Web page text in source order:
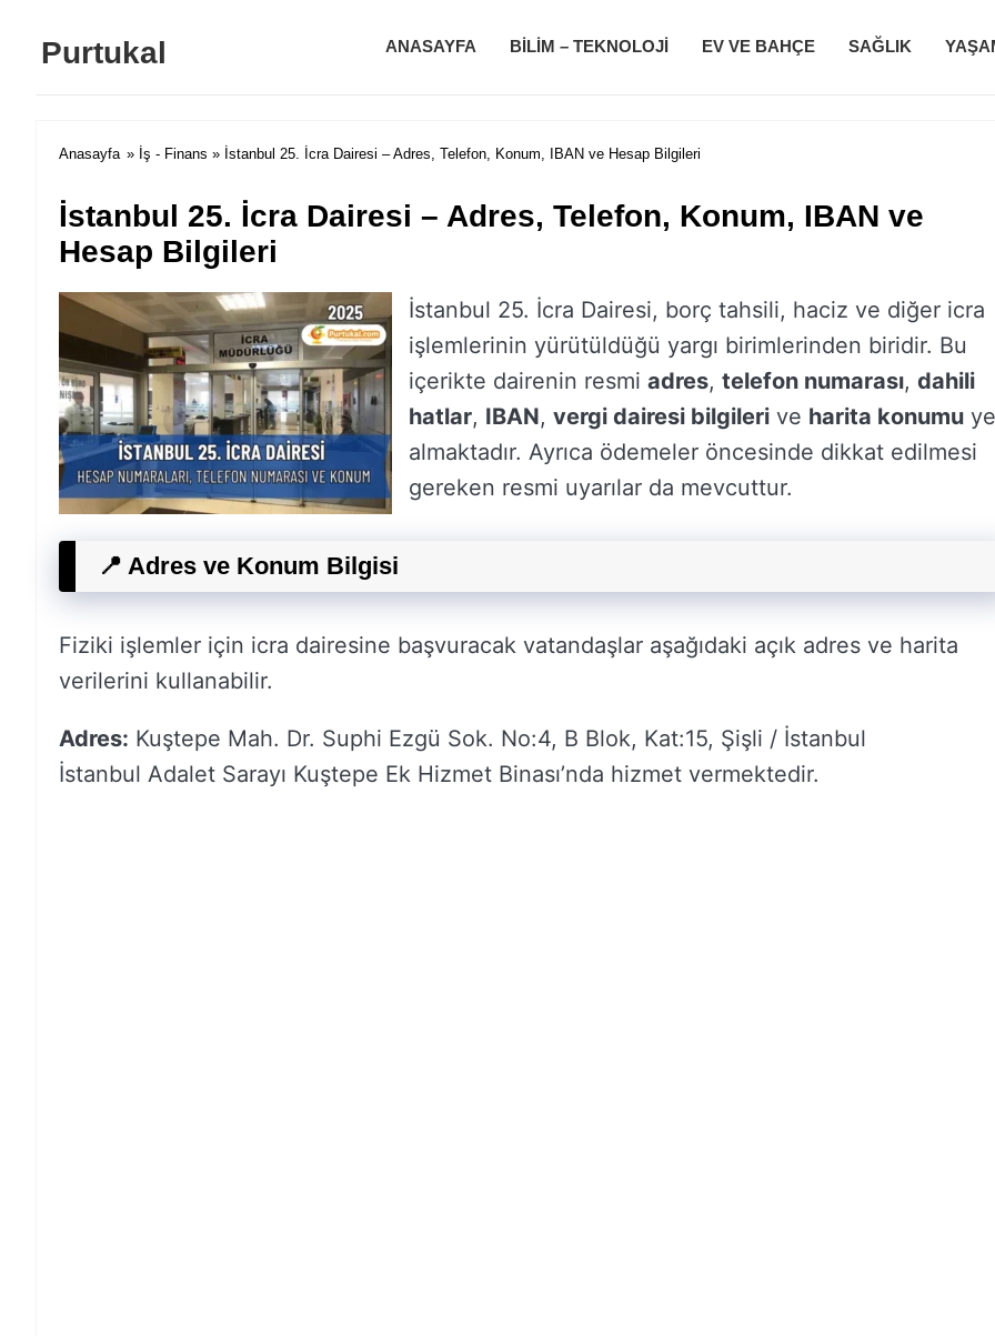
Purtukal ANASAYFA BILIM – TEKNOLOJI EV VE BAHÇE SAĞLIK
Anasayfa » İş - Finans » İstanbul 25. İcra Dairesi – Adres, Telefon, Konum, IBAN ve Hesap Bilgileri
İstanbul 25. İcra Dairesi – Adres, Telefon, Konum, IBAN ve
Hesap Bilgileri
İstanbul 25. İcra Dairesi, borç tahsili, haciz ve diğer icra
işlemlerinin yürütüldüğü yargı birimlerinden biridir. Bu
içerikte dairenin resmi adres, telefon numarası, dahili
hatlar, IBAN, vergi dairesi bilgileri ve harita konumu
almaktadır. Ayrıca ödemeler öncesinde dikkat edilmesi
gereken resmi uyarılar da mevcuttur.
📍 Adres ve Konum Bilgisi
Fiziki işlemler için icra dairesine başvuracak vatandaşlar aşağıdaki açık adres ve harita
verilerini kullanabilir.
Adres: Kuştepe Mah. Dr. Suphi Ezgü Sok. No:4, B Blok, Kat:15, Şişli / İstanbul
İstanbul Adalet Sarayı Kuştepe Ek Hizmet Binası’nda hizmet vermektedir.